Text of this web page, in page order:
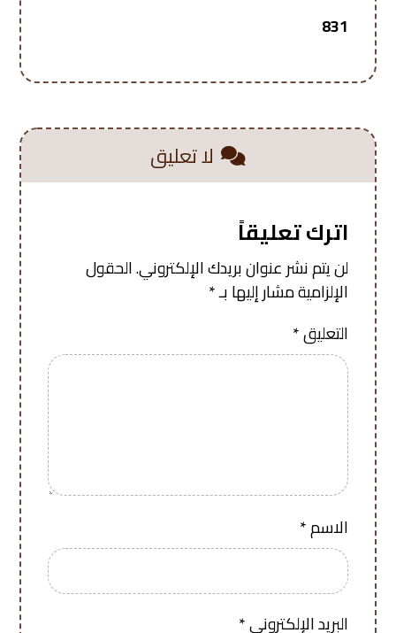
831
لا تعليق
اترك تعليقاً
لن يتم نشر عنوان بريدك الإلكتروني.الحقول
الإلزامية مشار إليها بـ*
التعليق*
الاسم*
البريد الإلكتروني*